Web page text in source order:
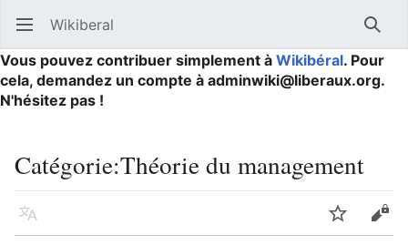
Ouvrir le menu principal Wikiberal
Vous pouvez contribuer simplement à Wikibéral. Pour
cela, demandez un compte à adminwiki@liberaux.org.
N'hésitez pas !
Catégorie:Théorie du management
Langue Suivre